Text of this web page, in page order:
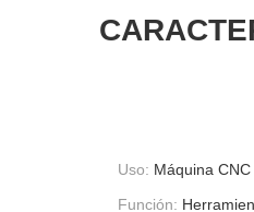
Uso: Máquina CNC
Función: